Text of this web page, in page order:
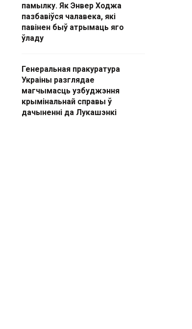
памылку. Як Энвер Ходжа
пазбавіўся чалавека, які
павінен быў атрымаць яго
ўладу
Генеральная пракуратура
Украіны разглядае
магчымасць узбуджэння
крымінальнай справы ў
дачыненні да Лукашэнкі